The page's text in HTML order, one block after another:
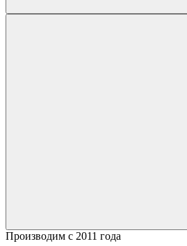
Производим с 2011 года